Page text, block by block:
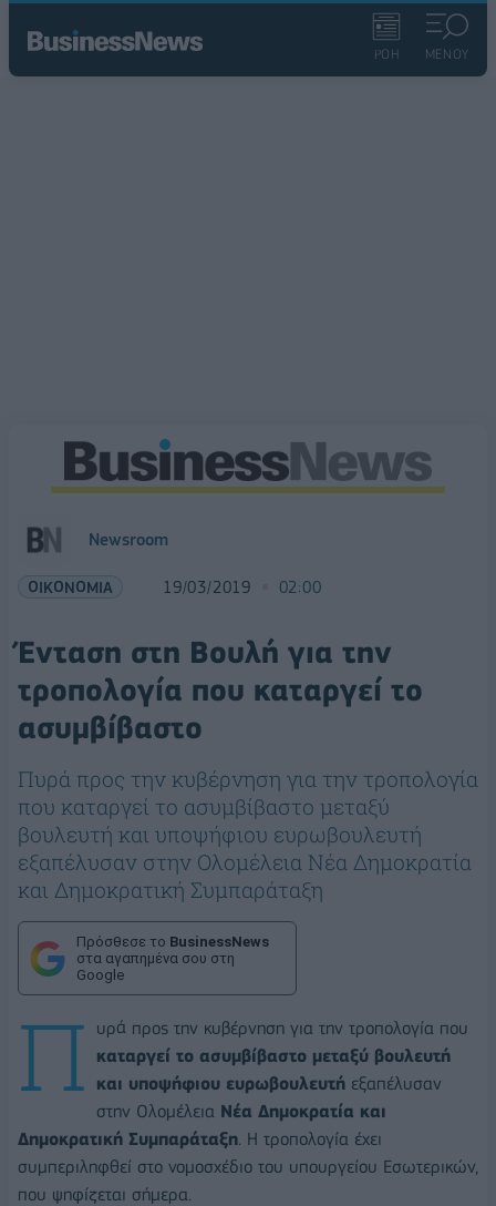
ΡΟΗ ΜΕΝΟΥ
Newsroom
ΟΙΚΟΝΟΜΙΑ 19/03/2019 02:00
Ένταση στη Βουλή για την
τροπολογία που καταργεί το
ασυμβίβαστο
Πυρά προς την κυβέρνηση για την τροπολογία
που καταργεί το ασυμβίβαστο μεταξύ
βουλευτή και υποψήφιου ευρωβουλευτή
εξαπέλυσαν στην Ολομέλεια Νέα Δημοκρατία
και Δημοκρατική Συμπαράταξη
Πρόσθεσε το BusinessNews
στα αγαπημένα σου στη
Google
Π
υρά προς την κυβέρνηση για την τροπολογία που
καταργεί το ασυμβίβαστο μεταξύ βουλευτή
και υποψήφιου ευρωβουλευτή εξαπέλυσαν
στην Ολομέλεια Νέα Δημοκρατία και
Δημοκρατική Συμπαράταξη. Η τροπολογία έχει
συμπεριληφθεί στο νομοσχέδιο του υπουργείου Εσωτερικών,
που ψηφίζεται σήμερα.